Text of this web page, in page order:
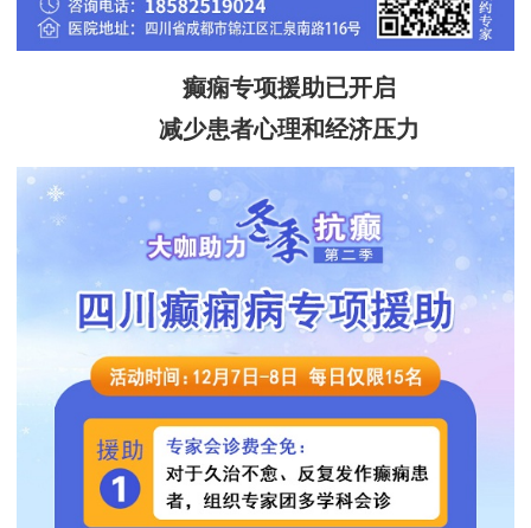
癫痫专项援助已开启
减少患者心理和经济压力